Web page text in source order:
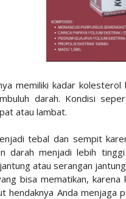
memiliki kadar
darah. Kondisi
atau lambat.
tebal dan sempit
darah menjadi lebih
atau serangan
bisa mematikan,
hendaknya Anda menjaga